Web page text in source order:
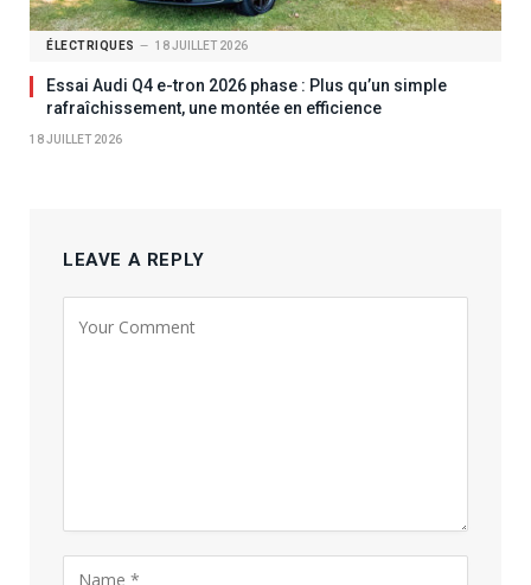
ÉLECTRIQUES 18 JUILLET 2026
Essai Audi Q4 e-tron 2026 phase : Plus qu’un simple
rafraîchissement, une montée en efficience
18 JUILLET 2026
LEAVE A REPLY